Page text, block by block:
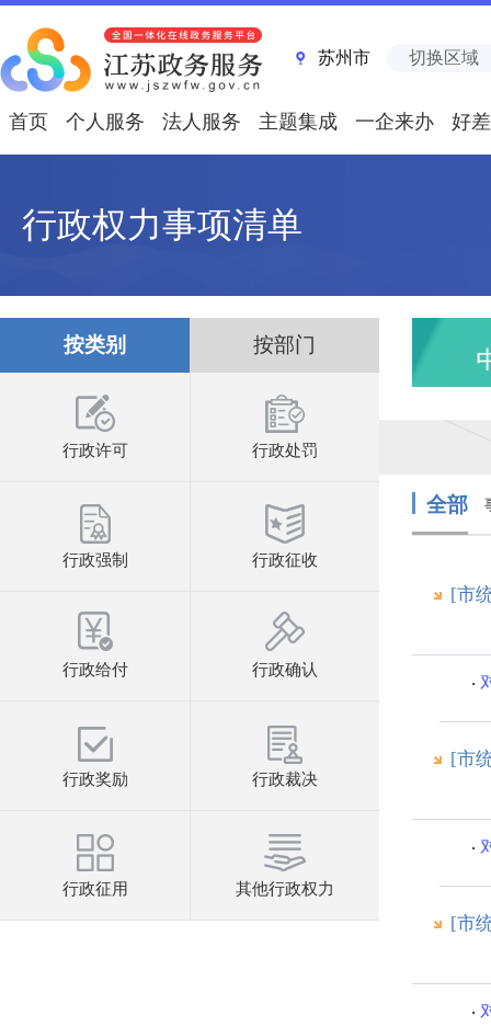
苏州市 切换区域
首页 个人服务 法人服务 主题集成 一企来办 好
行政权力事项清单
按类别 按部门
行政许可 行政处罚
行政强制 行政征收
行政给付 行政确认
行政奖励 行政裁决
行政征用 其他行政权力
全部
[市
[市
[市